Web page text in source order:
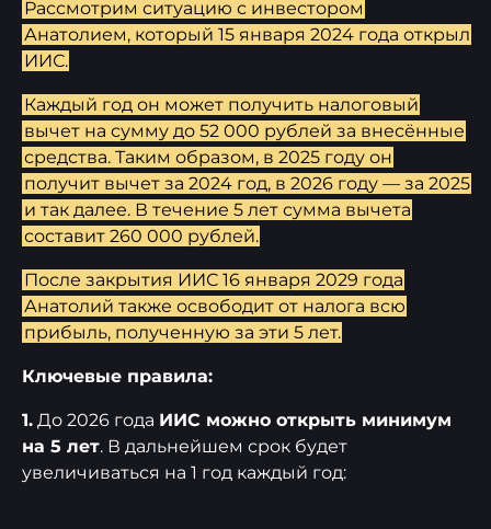
Рассмотрим ситуацию с инвестором
Анатолием, который 15 января 2024 года открыл
ИИС.
Каждый год он может получить налоговый
вычет на сумму до 52 000 рублей за внесённые
средства. Таким образом, в 2025 году он
получит вычет за 2024 год, в 2026 году — за 2025
и так далее. В течение 5 лет сумма вычета
составит 260 000 рублей.
После закрытия ИИС 16 января 2029 года
Анатолий также освободит от налога всю
прибыль, полученную за эти 5 лет.
Ключевые правила:
1. До 2026 года ИИС можно открыть минимум
на 5 лет. В дальнейшем срок будет
увеличиваться на 1 год каждый год: